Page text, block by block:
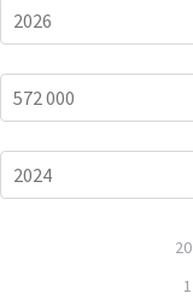
20
1